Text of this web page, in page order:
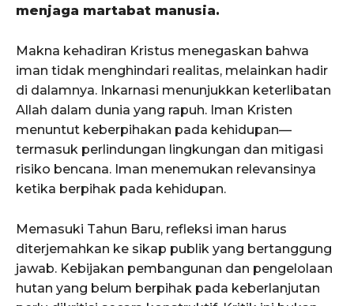
menjaga martabat manusia.
Makna kehadiran Kristus menegaskan bahwa
iman tidak menghindari realitas, melainkan hadir
di dalamnya. Inkarnasi menunjukkan keterlibatan
Allah dalam dunia yang rapuh. Iman Kristen
menuntut keberpihakan pada kehidupan—
termasuk perlindungan lingkungan dan mitigasi
risiko bencana. Iman menemukan relevansinya
ketika berpihak pada kehidupan.
Memasuki Tahun Baru, refleksi iman harus
diterjemahkan ke sikap publik yang bertanggung
jawab. Kebijakan pembangunan dan pengelolaan
hutan yang belum berpihak pada keberlanjutan